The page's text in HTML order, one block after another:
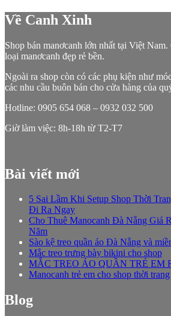
Về Canh Xinh
Shop bán manơcanh lớn nhất tại Việt
loại manơcanh đẹp rẻ bền.
Ngoài ra shop còn có các phụ kiện như
các nhu cầu buôn bán cho cửa hàng của
Hotline: 0905 654 068 – 0932 032 500
Giờ làm việc: 8h-18h từ T2-T7
Bài viết mới
5 Sai Lầm Khi Setup Shop Thời
Đi Ra Ngay
Cho Thuê Manocanh Đà Nẵng Giá
Năm
Sào kệ treo quần áo Đà Nẵng và
Mắc treo trưng bày bikini cho shop
MẮC TREO ÁO QUẦN TRẺ EM
Manocanh trẻ em cho shop thời trang
Blog